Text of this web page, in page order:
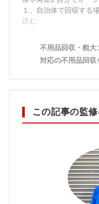
この記事の監